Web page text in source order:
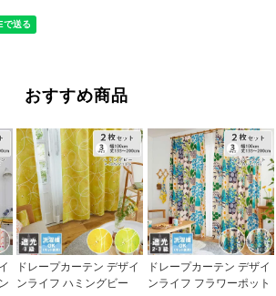
おすすめ商品
ドレープカーテン デザイ
ンライフ ハミングビー
ドレープカーテン デザイ
ンライフ フラワーポット